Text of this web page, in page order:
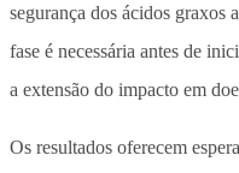
segurança dos ácidos graxos
fase é necessária antes de
a extensão do impacto em
Os resultados oferecem